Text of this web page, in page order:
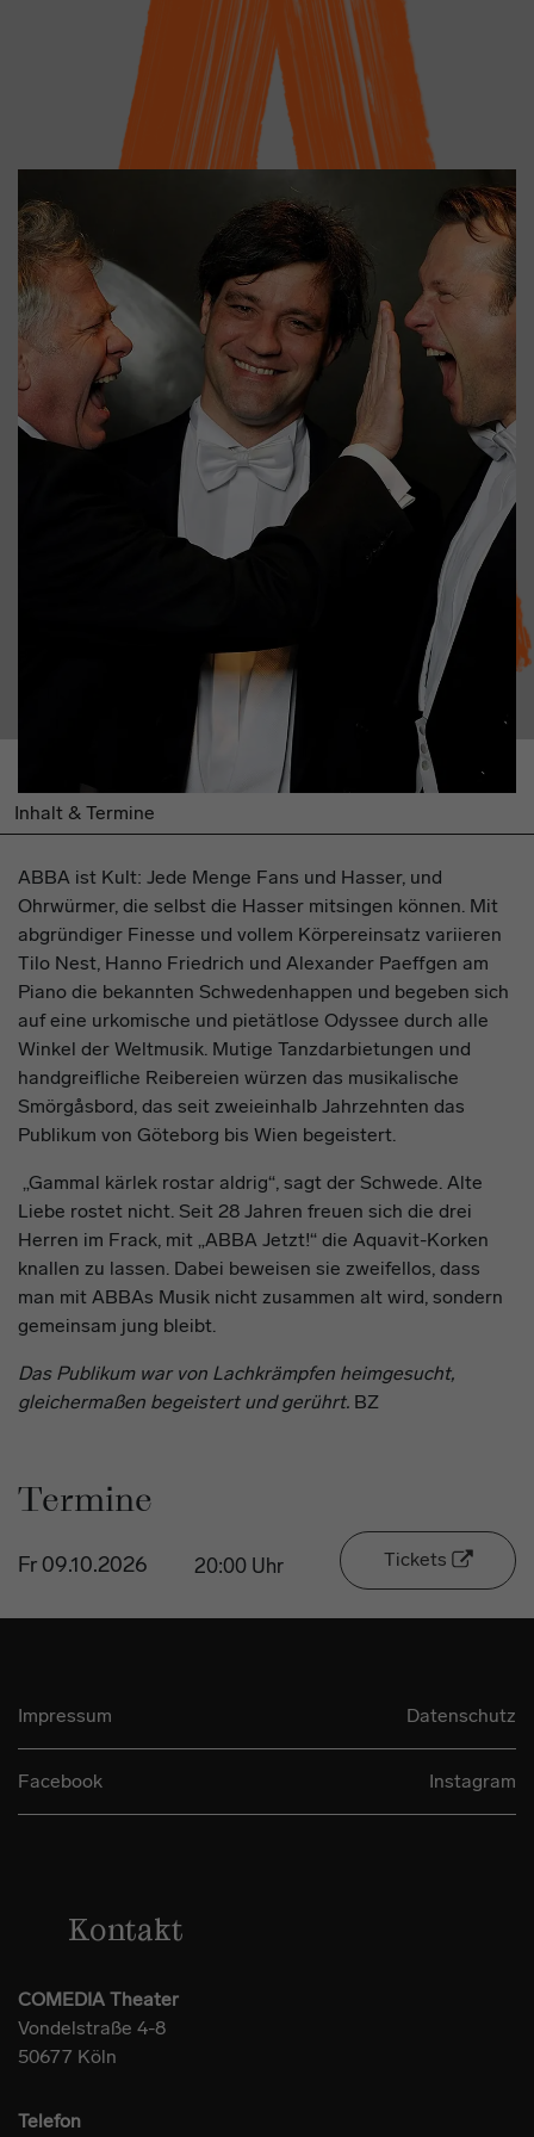
Workshop
Inhalt & Termine
ABBA ist Kult: Jede Menge Fans und Hasser, und
Ohrwürmer, die selbst die Hasser mitsingen können. Mit
abgründiger Finesse und vollem Körpereinsatz variieren
Tilo Nest, Hanno Friedrich und Alexander Paeffgen am
Piano die bekannten Schwedenhappen und begeben sich
auf eine urkomische und pietätlose Odyssee durch alle
Winkel der Weltmusik. Mutige Tanzdarbietungen und
handgreifliche Reibereien würzen das musikalische
Smörgåsbord, das seit zweieinhalb Jahrzehnten das
Publikum von Göteborg bis Wien begeistert.
„Gammal kärlek rostar aldrig“, sagt der Schwede. Alte
Liebe rostet nicht. Seit 28 Jahren freuen sich die drei
Herren im Frack, mit „ABBA Jetzt!“ die Aquavit-Korken
knallen zu lassen. Dabei beweisen sie zweifellos, dass
man mit ABBAs Musik nicht zusammen alt wird, sondern
gemeinsam jung bleibt.
Das Publikum war von Lachkrämpfen heimgesucht,
gleichermaßen begeistert und gerührt. BZ
Termine
Fr 09.10.2026 20:00 Uhr Tickets
Impressum Datenschutz
Facebook Instagram
Kontakt
COMEDIA Theater
Vondelstraße 4-8
50677 Köln
Telefon